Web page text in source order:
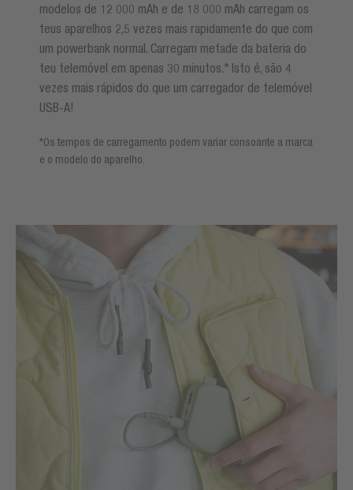
modelos de 12 000 mAh e de 18 000 mAh carregam os
teus aparelhos 2,5 vezes mais rapidamente do que com
um powerbank normal. Carregam metade da bateria do
teu telemóvel em apenas 30 minutos.* Isto é, são 4
vezes mais rápidos do que um carregador de telemóvel
USB-A!
*Os tempos de carregamento podem variar consoante a marca
e o modelo do aparelho.